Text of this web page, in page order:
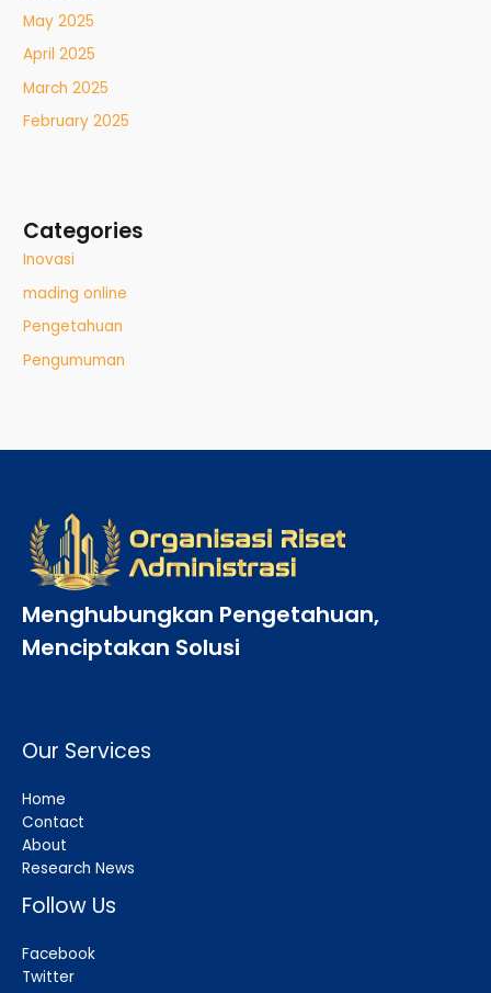
May 2025
April 2025
March 2025
February 2025
Categories
Inovasi
mading online
Pengetahuan
Pengumuman
Menghubungkan Pengetahuan,
Menciptakan Solusi
Our Services
Home
Contact
About
Research News
Follow Us
Facebook
Twitter